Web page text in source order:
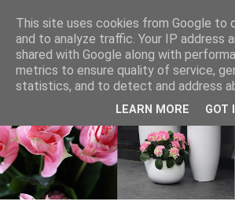
This site uses cookies from Google to
and to analyze traffic. Your IP address
shared with Google along with
metrics to ensure quality of service,
statistics, and to detect and address
LEARN MORE GOT